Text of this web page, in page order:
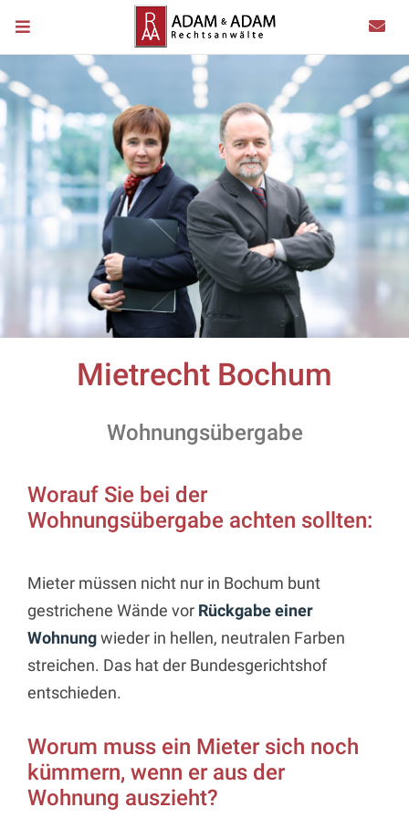
Mietrecht Bochum
Wohnungsübergabe
Worauf Sie bei der
Wohnungsübergabe achten sollten:
Mieter müssen nicht nur in Bochum bunt
gestrichene Wände vor Rückgabe einer
Wohnungwieder in hellen, neutralen Farben
streichen. Das hat der Bundesgerichtshof
entschieden.
Worum muss ein Mieter sich noch
kümmern, wenn er aus der
Wohnung auszieht?